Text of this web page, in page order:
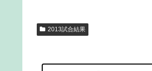
2013試合結果